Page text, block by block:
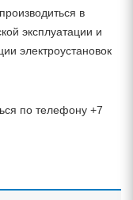
в
эксплуатации и
электроустановок
по телефону +7